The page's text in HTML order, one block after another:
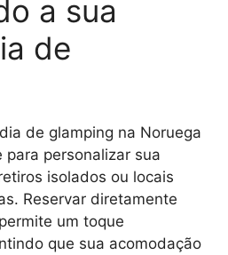
a sua
de
de glamping na Noruega
personalizar sua
isolados ou locais
Reservar diretamente
um toque
que sua acomodação